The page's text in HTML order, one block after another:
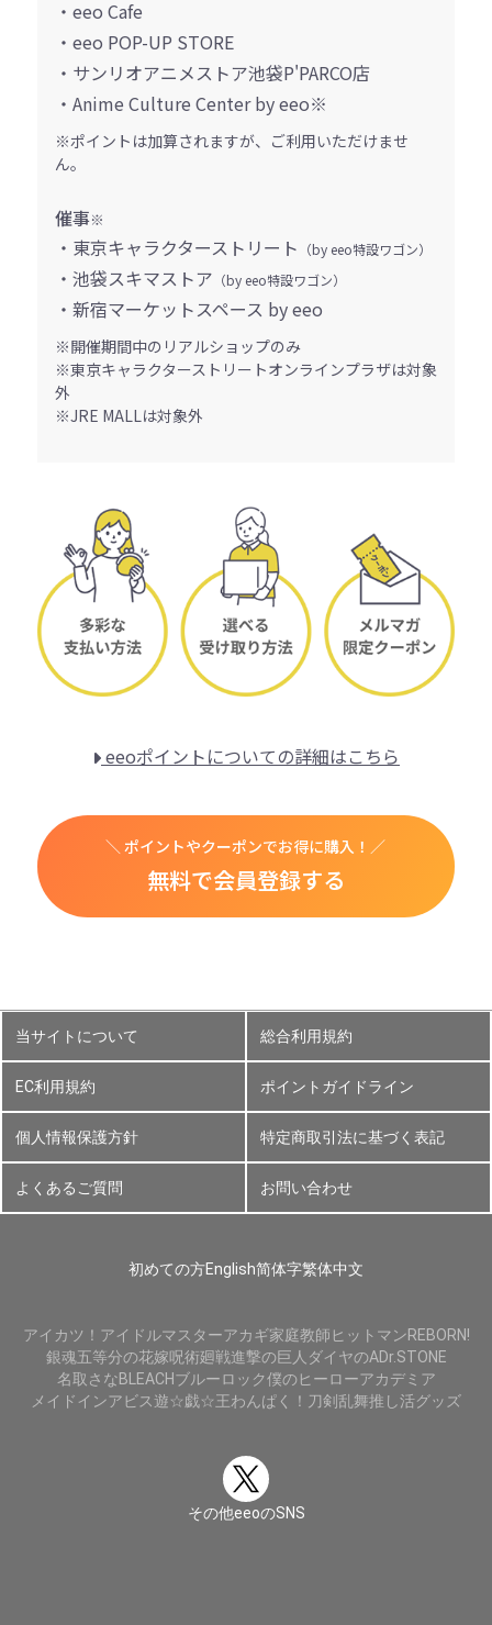
・eeo Cafe
・eeo POP-UP STORE
・サンリオアニメストア池袋P'PARCO店
・Anime Culture Center by eeo※
※ポイントは加算されますが、ご利用いただけませ
ん。
催事※
・東京キャラクターストリート （by eeo特設ワゴン）
・池袋スキマストア （by eeo特設ワゴン）
・新宿マーケットスペース by eeo
※開催期間中のリアルショップのみ
※東京キャラクターストリートオンラインプラザは対象
外
※JRE MALLは対象外
eeoポイントについての詳細はこちら
＼ ポイントやクーポンでお得に購入！／
無料で会員登録する
当サイトについて 総合利用規約
EC利用規約 ポイントガイドライン
個人情報保護方針 特定商取引法に基づく表記
よくあるご質問 お問い合わせ
初めての方English简体字繁体中文
アイカツ！ アイドルマスターアカギ家庭教師ヒットマンREBORN!
銀魂五等分の花嫁呪術廻戦進撃の巨人 ダイヤのADr.STONE
名取さなBLEACHブルーロック僕のヒーローアカデミア
メイドインアビス遊☆戯☆王わんぱく！刀剣乱舞推し活グッズ
その他eeoのSNS